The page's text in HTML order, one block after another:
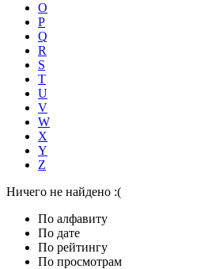
O
P
Q
R
S
T
U
V
W
X
Y
Z
Ничего не найдено :(
По алфавиту
По дате
По рейтингу
По просмотрам